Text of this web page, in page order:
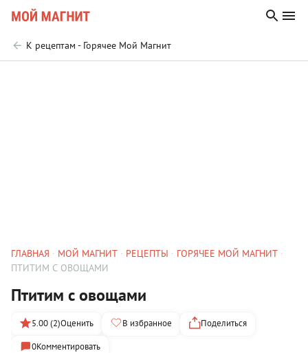
К рецептам - Горячее Мой Магнит
ГЛАВНАЯ МОЙ МАГНИТ РЕЦЕПТЫ
ГОРЯЧЕЕ МОЙ МАГНИТ
ПТИТИМ С ОВОЩАМИ
Птитим с овощами
5.00 (2)Оценить В избранное
Поделиться
0Комментировать